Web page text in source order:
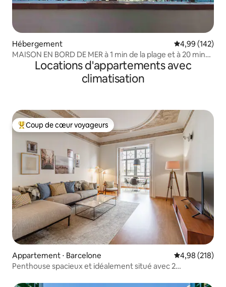
Hébergement Évaluation
4,99 (142)
MAISON EN BORD DE MER à 1 min de la plage et à 20 min
de Barcelone
Locations d'appartements avec
climatisation
Coups de cœur voyageurs les plus appréciés
Coup de cœur voyageurs
Appartement ⋅ Barcelone Évaluation
4,98 (218)
Penthouse spacieux et idéalement situé avec 2